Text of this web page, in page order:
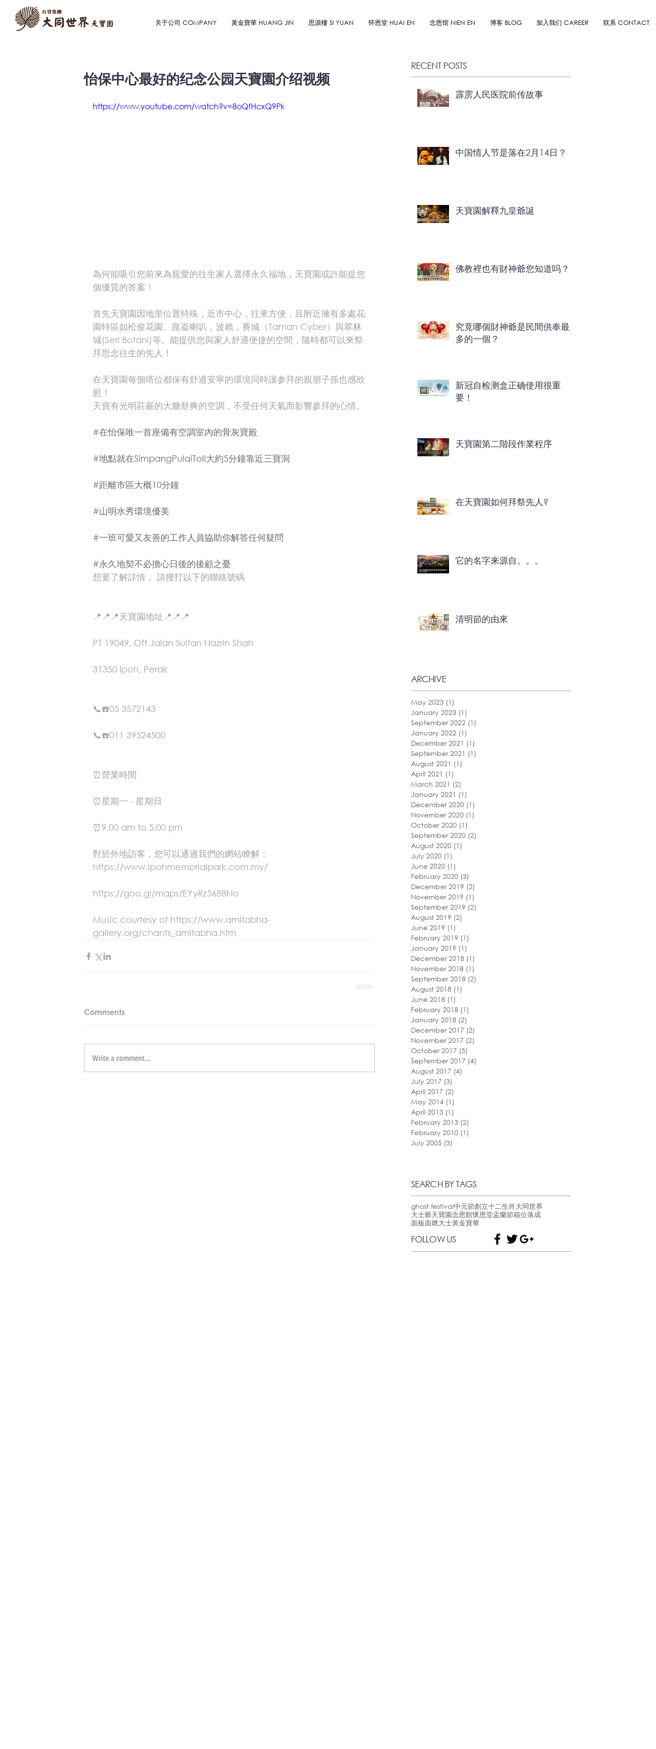
关于公司 COMPANY 黃金寶華 HUANG JIN 思源樓 SI YUAN 怀恩堂 HUAI EN 念恩馆 NIEN EN 博客 BLOG 加入我们 CAREER 联系 CONTACT
怡保中心最好的纪念公园天寶園介绍视频
https://www.youtube.com/watch?v=8oQfHcxQ9Pk
為何能吸引您前來為親愛的往生家人選擇永久福地，天寶園或許能提您
個優質的答案！
首先天寶園因地里位置特殊，近市中心，往來方便，且附近擁有多處花
園特區如松俊花園、崑崙喇叭，波賴，賽城（Taman Cyber）與翠林
城(Seri Botani)等。能提供您與家人舒適便捷的空間，隨時都可以來祭
拜思念往生的先人！
在天寶園每個塔位都保有舒適安寧的環境同時讓参拜的親朋子孫也感欣
慰！
天寶有光明莊嚴的大廳舒爽的空調，不受任何天氣而影響參拜的心情。
#在怡保唯一首座備有空調室內的骨灰寶殿
#地點就在SimpangPulaiToll大約5分鐘靠近三寶洞
#距離市區大概10分鐘
#山明水秀環境優美
#一班可愛又友善的工作人員協助你解答任何疑問
#永久地契不必擔心日後的後顧之憂
想要了解詳情， 請撥打以下的聯絡號碼
📍📍📍天寶園地址📍📍📍
PT 19049, Off Jalan Sultan Nazrin Shah
31350 Ipoh, Perak
📞☎️05 3572143
📞☎️011 39524500
⏰營業時間
⏰星期一 - 星期日
⏰9.00 am to 5.00 pm
對於外地訪客，您可以通過我們的網站瞭解：
https://www.ipohmemorialpark.com.my/
https://goo.gl/maps/EYyRz56BBNo
Music courtesy of https://www.amitabha-
gallery.org/chants_amitabha.htm
Comments
Write a comment...
RECENT POSTS
霹雳人民医院前传故事
中国情人节是落在2月14日？
天寶園解釋九皇爺誕
佛教裡也有財神爺您知道吗？
究竟哪個財神爺是民間供奉最
多的一個？
新冠自检测盒正确使用很重
要！
天寶園第二階段作業程序
在天寶園如何拜祭先人?
它的名字来源自。。。
清明節的由來
ARCHIVE
May 2023 (1)
January 2023 (1)
September 2022 (1)
January 2022 (1)
December 2021 (1)
September 2021 (1)
August 2021 (1)
April 2021 (1)
March 2021 (2)
January 2021 (1)
December 2020 (1)
November 2020 (1)
October 2020 (1)
September 2020 (2)
August 2020 (1)
July 2020 (1)
June 2020 (1)
February 2020 (3)
December 2019 (2)
November 2019 (1)
September 2019 (2)
August 2019 (2)
June 2019 (1)
February 2019 (1)
January 2019 (1)
December 2018 (1)
November 2018 (1)
September 2018 (2)
August 2018 (1)
June 2018 (1)
February 2018 (1)
January 2018 (2)
December 2017 (2)
November 2017 (2)
October 2017 (5)
September 2017 (4)
August 2017 (4)
July 2017 (3)
April 2017 (2)
May 2014 (1)
April 2013 (1)
February 2013 (2)
February 2010 (1)
July 2005 (3)
SEARCH BY TAGS
ghost festival中元節創立十二生肖大同世界
大士爺天寶園念恩館懷恩堂盂蘭節箱位落成
面板面燃大士黃金寶華
FOLLOW US